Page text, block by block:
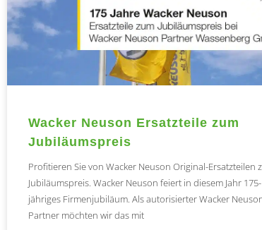
Wacker Neuson Ersatzteile zum
Jubiläumspreis
Profitieren Sie von Wacker Neuson Original-Ersatzteilen
Jubiläumspreis. Wacker Neuson feiert in diesem Jahr 175-
jähriges Firmenjubiläum. Als autorisierter Wacker
Partner möchten wir das mit